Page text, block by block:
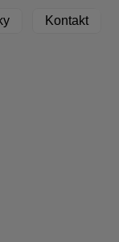
Kontakt